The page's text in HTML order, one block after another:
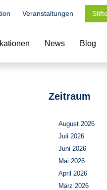
Veranstaltungen
News Blog
Zeitraum
August 2026
Juli 2026
Juni 2026
Mai 2026
April 2026
März 2026